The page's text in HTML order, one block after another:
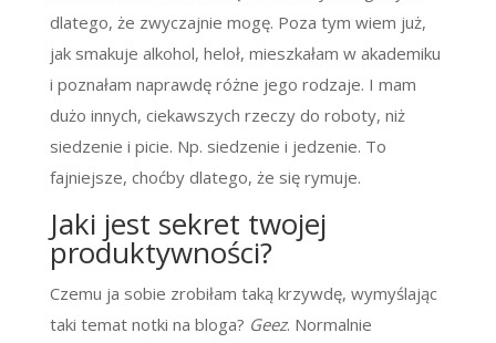
dlatego, że zwyczajnie mogę. Poza tym wiem już,
jak smakuje alkohol, heloł, mieszkałam w akademiku
i poznałam naprawdę różne jego rodzaje. I mam
dużo innych, ciekawszych rzeczy do roboty, niż
siedzenie i picie. Np. siedzenie i jedzenie. To
fajniejsze, choćby dlatego, że się rymuje.
Jaki jest sekret twojej
produktywności?
Czemu ja sobie zrobiłam taką krzywdę, wymyślając
taki temat notki na bloga? Geez. Normalnie